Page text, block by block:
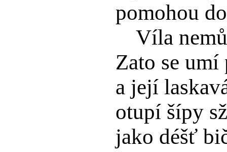
pomohou
Víla
Zato se
a její
otupí šípy
jako déšť